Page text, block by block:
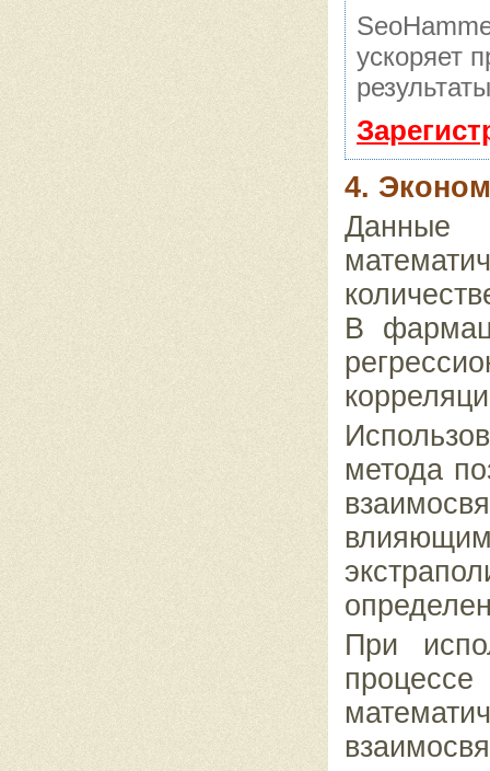
ускоряет
4.
Данные
В
метода
При